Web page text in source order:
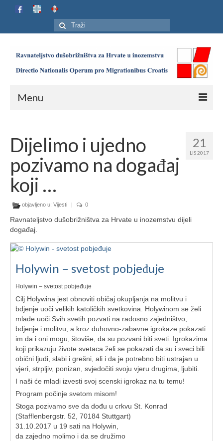
Search
for:
Menu
Ustroj
Adresar
Jubilej HIP-a
Ljetna škola
Kontakt
21
LIS 2017
Dijelimo i ujedno
pozivamo na događaj
koji …
objavljeno u: Vijesti | 0
Ravnateljstvo dušobrižništva za Hrvate u inozemstvu dijeli
događaj.
Holywin – svetost pobjeđuje
Holywin – svetost pobjeđuje
Cilj Holywina jest obnoviti običaj okupljanja na molitvu i
bdjenje uoči velikih katoličkih svetkovina. Holywinom se želi
mlade uoči Svih svetih pozvati na radosno zajedništvo,
bdjenje i molitvu, a kroz duhovno-zabavne igrokaze pokazati
im da i oni mogu, štoviše, da su pozvani biti sveti. Igrokazima
koji prikazuju živote svetaca želi se pokazati da su i sveci bili
obični ljudi, slabi i grešni, ali i da je potrebno biti ustrajan u
vjeri, strpljiv, ponizan, svjedočiti svoju vjeru drugima, ljubiti.
I naši će mladi izvesti svoj scenski igrokaz na tu temu!
Program počinje svetom misom!
Stoga pozivamo sve da dođu u crkvu St. Konrad
(Stafflenbergstr. 52, 70184 Stuttgart)
31.10.2017 u 19 sati na Holywin,
da zajedno molimo i da se družimo